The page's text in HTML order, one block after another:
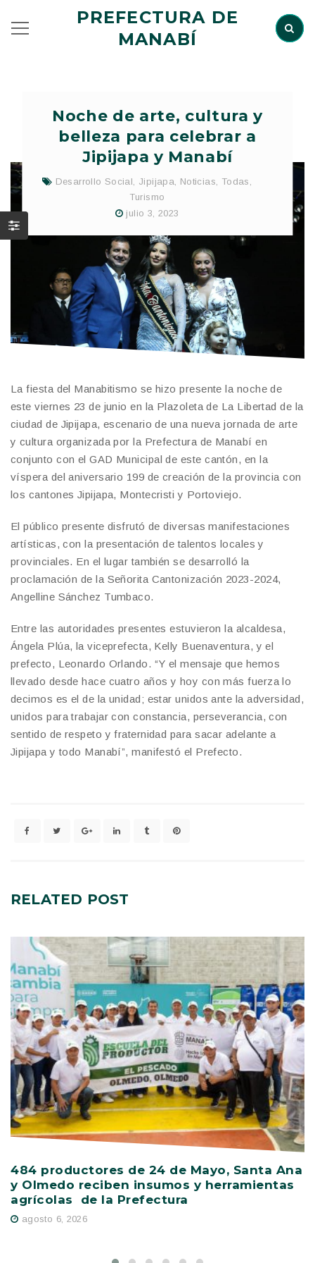
PREFECTURA DE
MANABÍ
Noche de arte, cultura y
belleza para celebrar a
Jipijapa y Manabí
Desarrollo Social, Jipijapa, Noticias, Todas ,
Turismo
julio 3, 2023
La fiesta del Manabitismo se hizo presente la noche de
este viernes 23 de junio en la Plazoleta de La Libertad de la
ciudad de Jipijapa, escenario de una nueva jornada de arte
y cultura organizada por la Prefectura de Manabí en
conjunto con el GAD Municipal de este cantón, en la
víspera del aniversario 199 de creación de la provincia con
los cantones Jipijapa, Montecristi y Portoviejo.
El público presente disfrutó de diversas manifestaciones
artísticas, con la presentación de talentos locales y
provinciales. En el lugar también se desarrolló la
proclamación de la Señorita Cantonización 2023-2024,
Angelline Sánchez Tumbaco.
Entre las autoridades presentes estuvieron la alcaldesa,
Ángela Plúa, la viceprefecta, Kelly Buenaventura, y el
prefecto, Leonardo Orlando. “Y el mensaje que hemos
llevado desde hace cuatro años y hoy con más fuerza lo
decimos es el de la unidad; estar unidos ante la adversidad,
unidos para trabajar con constancia, perseverancia, con
sentido de respeto y fraternidad para sacar adelante a
Jipijapa y todo Manabí”, manifestó el Prefecto.
RELATED POST
484 productores de 24 de Mayo, Santa Ana
y Olmedo reciben insumos y herramientas
agrícolas de la Prefectura
agosto 6, 2026